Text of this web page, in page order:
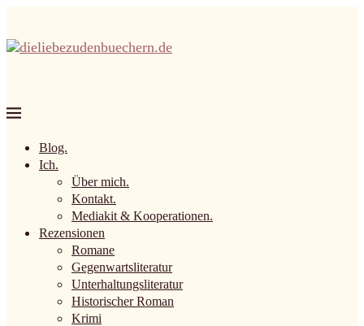
Blog.
Ich.
Über mich.
Kontakt.
Mediakit & Kooperationen.
Rezensionen
Romane
Gegenwartsliteratur
Unterhaltungsliteratur
Historischer Roman
Krimi